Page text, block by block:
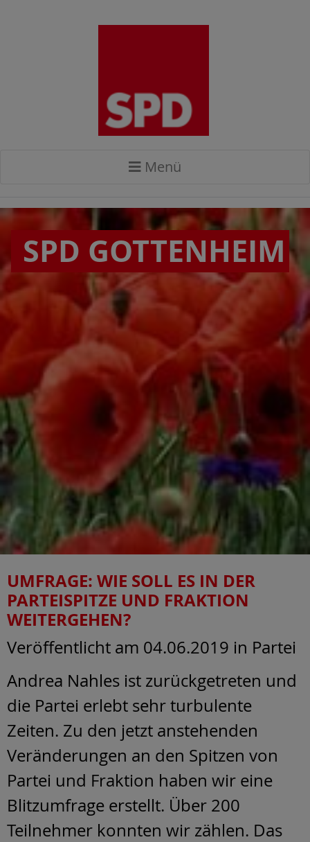
Menü
SPD GOTTENHEIM
UMFRAGE: WIE SOLL ES IN DER
PARTEISPITZE UND FRAKTION
WEITERGEHEN?
Veröffentlicht am 04.06.2019 in Partei
Andrea Nahles ist zurückgetreten und
die Partei erlebt sehr turbulente
Zeiten. Zu den jetzt anstehenden
Veränderungen an den Spitzen von
Partei und Fraktion haben wir eine
Blitzumfrage erstellt. Über 200
Teilnehmer konnten wir zählen. Das